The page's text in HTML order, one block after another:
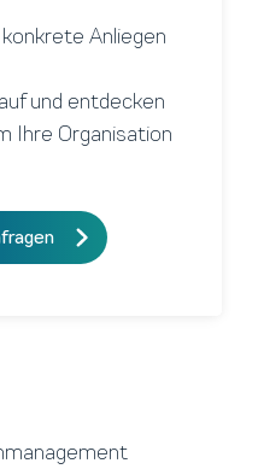
Anliegen
und entdecken
Ihre Organisation